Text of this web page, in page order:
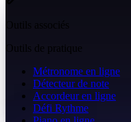
Outils associés
Outils de pratique
Métronome en ligne
Détecteur de note
Accordeur en ligne
Défi Rythme